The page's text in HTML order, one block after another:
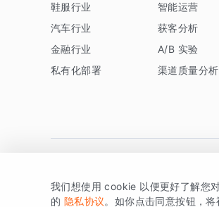
鞋服行业
汽车行业
金融行业
私有化部署
智能运营
获客分析
A/B 实验
渠道质量分析
版权所有 © 北京易数科技有限公司
我们想使用 cookie 以便更好了解您
的 隐私协议。如你点击同意按钮，